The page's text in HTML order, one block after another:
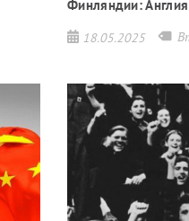
Финляндии:
18.05.2025